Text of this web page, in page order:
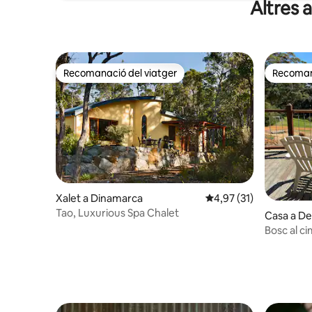
Altres
Recomanació del viatger
Recomanació del viatger
Xalet a Dinamarca 4,97 de puntuació
4,97 (31)
Tao, Luxurious Spa Chalet
Casa a
Bosc al